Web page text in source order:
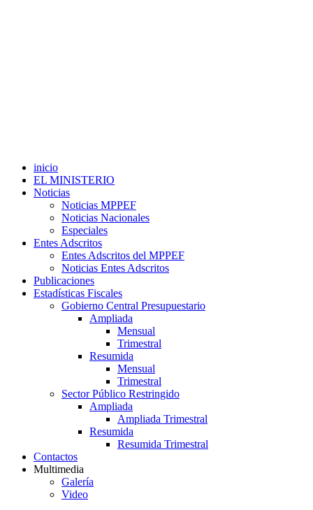
inicio
EL MINISTERIO
Noticias
Noticias MPPEF
Noticias Nacionales
Especiales
Entes Adscritos
Entes Adscritos del MPPEF
Noticias Entes Adscritos
Publicaciones
Estadísticas Fiscales
Gobierno Central Presupuestario
Ampliada
Mensual
Trimestral
Resumida
Mensual
Trimestral
Sector Público Restringido
Ampliada
Ampliada Trimestral
Resumida
Resumida Trimestral
Contactos
Multimedia
Galería
Video